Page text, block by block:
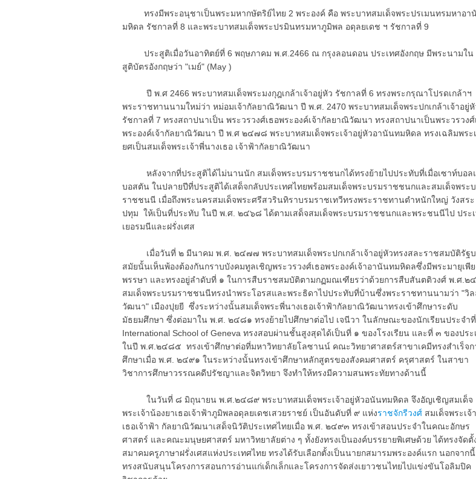
ทรงมีพระอนุชาเป็นพระมหากษัตริย์ไทย 2 พระองค์ คือ พระบาทสมเด็จพระปรเมนทรมหาอา
มหิดล รัชกาลที่ 8 และพระบาทสมเด็จพระปรมินทรมหาภูมิพล อดุลยเดช ฯ รัชกาลที่ 9
ประสูติเมื่อวันอาทิตย์ที่ 6 พฤษภาคม พ.ศ.2466 ณ กรุงลอนดอน ประเทศอังกฤษ มีพระนามใน
สูติบัตรอังกฤษว่า "เมย์" (May )
ปี พ.ศ 2466 พระบาทสมเด็จพระมงกุฎเกล้าเจ้าอยู่หัว รัชกาลที่ 6 ทรงพระกรุณาโปรดเกล้าฯ
พระราชทานนามใหม่ว่า หม่อมเจ้ากัลยาณิวัฒนา ปี พ.ศ. 2470 พระบาทสมเด็จพระปกเกล้าเจ้าอยู่หั
รัชกาลที่ 7 ทรงสถาปนาเป็น พระวรวงศ์เธอพระองค์เจ้ากัลยาณิวัฒนา ทรงสถาปนาเป็นพระวรวงศ์
พระองค์เจ้ากัลยาณิวัฒนา ปี พ.ศ ๒๔๗๘ พระบาทสมเด็จพระเจ้าอยู่หัวอานันทมหิดล ทรงเฉลิมพระ
ยศเป็นสมเด็จพระเจ้าพี่นางเธอ เจ้าฟ้ากัลยาณิวัฒนา
หลังจากที่ประสูติได้ไม่นานนัก สมเด็จพระบรมราชชนกได้ทรงย้ายไปประทับที่เมื่อเซาท์บอล
บอสตัน ในปลายปีที่ประสูติได้เสด็จกลับประเทศไทยพร้อมสมเด็จพระบรมราชชนกและสมเด็จพระ
ราชชนนี เมื่อถึงพระนครสมเด็จพระศรีสวรินทิราบรมราชเทวีทรงพระราชทานตำหนักใหญ่ วังสระ
ปทุม ให้เป็นที่ประทับ ในปี พ.ศ. ๒๔๖๘ ได้ตามเสด็จสมเด็จพระบรมราชชนกและพระชนนีไป ประ
เยอรมนีและฝรั่งเศส
เมื่อวันที่ ๒ มีนาคม พ.ศ. ๒๔๗๗ พระบาทสมเด็จพระปกเกล้าเจ้าอยู่หัวทรงสละราชสมบัติรัฐ
สมัยนั้นเห็นพ้องต้องกันกราบบังคมทูลเชิญพระวรวงศ์เธอพระองค์เจ้าอานันทมหิดลซึ่งมีพระมายุเพี
พรรษา และทรงอยู่ลำดับที่ ๑ ในการสืบราชสมบัติตามกฏมณเฑียรว่าด้วยการสืบสันตติวงศ์ พ.ศ.๒
สมเด็จพระบรมราชชนนีทรงนำพระโอรสและพระธิดาไปประทับที่บ้านซึ่งพระราชทานนามว่า "วิล
วัฒนา" เมืองปุยยี ซึ่งระหว่างนั้นสมเด็จพระพี่นางเธอเจ้าฟ้ากัลยาณิวัฒนาทรงเข้าศึกษาระดับ
มัธยมศึกษา ซึ่งต่อมาใน พ.ศ. ๒๔๘๑ ทรงย้ายไปศึกษาต่อไป เจนีวา ในลักษณะของนักเรียนประจำที่
International School of Geneva ทรงสอบผ่านชั้นสูงสุดได้เป็นที่ ๑ ของโรงเรียน และที่ ๓ ของประ
ในปี พ.ศ.๒๔๘๕ ทรงเข้าศึกษาต่อที่มหาวิทยาลัยโลซานน์ คณะวิทยาศาสตร์สาขาเคมีทรงสำเร็จก
ศึกษาเมื่อ พ.ศ. ๒๔๙๑ ในระหว่างนั้นทรงเข้าศึกษาหลักสูตรของสังคมศาสตร์ ครุศาสตร์ ในสาขา
วิชาการศึกษาวรรณคดีปรัชญาและจิตวิทยา จึงทำให้ทรงมีความสนพระทัยทางด้านนี้
ในวันที่ ๘ มิถุนายน พ.ศ.๒๔๘๙ พระบาทสมเด็จพระเจ้าอยู่หัวอนันทมหิดล จึงอัญเชิญสมเด็จ
พระเจ้าน้องยาเธอเจ้าฟ้าภูมิพลอดุลยเดชเสวยราชย์ เป็นอันดับที่ ๙ แห่งราชจักรีวงศ์ สมเด็จพระเจ้
เธอเจ้าฟ้า กัลยาณิวัฒนาเสด็จนิวัติประเทศไทยเมื่อ พ.ศ. ๒๔๙๓ ทรงเข้าสอนประจำในคณะอักษร
ศาสตร์ และคณะมนุษยศาสตร์ มหาวิทยาลัยต่าง ๆ ทั้งยังทรงเป็นองค์บรรยายพิเศษด้วย ได้ทรงจัดตั้
สมาคมครูภาษาฝรั่งเศสแห่งประเทศไทย ทรงได้รับเลือกตั้งเป็นนายกสมารมพระองค์แรก นอกจากนี้
ทรงสนับสนุนโครงการสอนการอ่านแก่เด็กเล็กและโครงการจัดส่งเยาวชนไทยไปแข่งขันโอลิมปิค